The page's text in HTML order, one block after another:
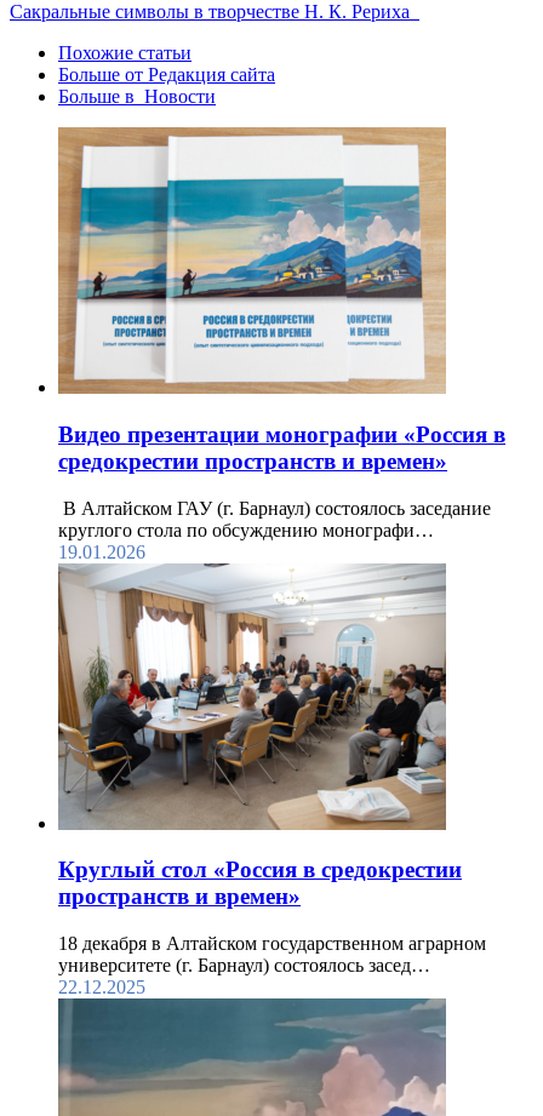
Сакральные символы в творчестве Н. К. Рериха
Похожие статьи
Больше от Редакция cайта
Больше в Новости
Видео презентации монографии «Россия в
средокрестии пространств и времен»
В Алтайском ГАУ (г. Барнаул) состоялось заседание
круглого стола по обсуждению монографи…
19.01.2026
Круглый стол «Россия в средокрестии
пространств и времен»
18 декабря в Алтайском государственном аграрном
университете (г. Барнаул) состоялось засед…
22.12.2025